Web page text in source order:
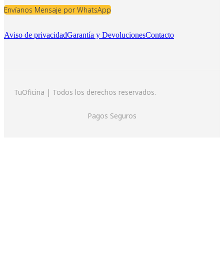
Envíanos Mensaje por WhatsApp
Aviso de privacidadGarantía y DevolucionesContacto
TuOficina | Todos los derechos reservados.
Pagos Seguros